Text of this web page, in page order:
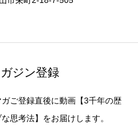
ジン登録
ご登録直後に動画【3千年の歴
思考法】をお届けします。